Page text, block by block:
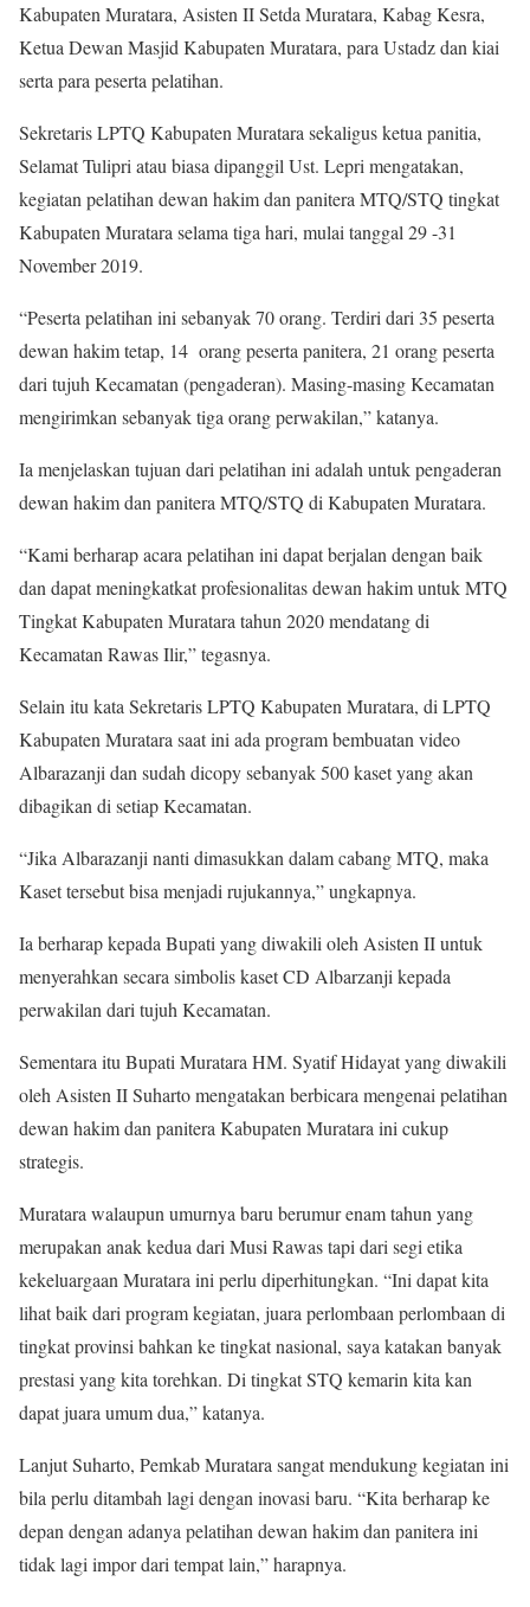
Kabupaten Muratara, Asisten II Setda Muratara, Kabag Kesra,
Ketua Dewan Masjid Kabupaten Muratara, para Ustadz dan kiai
serta para peserta pelatihan.
Sekretaris LPTQ Kabupaten Muratara sekaligus ketua panitia,
Selamat Tulipri atau biasa dipanggil Ust. Lepri mengatakan,
kegiatan pelatihan dewan hakim dan panitera MTQ/STQ tingkat
Kabupaten Muratara selama tiga hari, mulai tanggal 29 -31
November 2019.
“Peserta pelatihan ini sebanyak 70 orang. Terdiri dari 35 peserta
dewan hakim tetap, 14 orang peserta panitera, 21 orang peserta
dari tujuh Kecamatan (pengaderan). Masing-masing Kecamatan
mengirimkan sebanyak tiga orang perwakilan,” katanya.
Ia menjelaskan tujuan dari pelatihan ini adalah untuk pengaderan
dewan hakim dan panitera MTQ/STQ di Kabupaten Muratara.
“Kami berharap acara pelatihan ini dapat berjalan dengan baik
dan dapat meningkatkat profesionalitas dewan hakim untuk MTQ
Tingkat Kabupaten Muratara tahun 2020 mendatang di
Kecamatan Rawas Ilir,” tegasnya.
Selain itu kata Sekretaris LPTQ Kabupaten Muratara, di LPTQ
Kabupaten Muratara saat ini ada program bembuatan video
Albarazanji dan sudah dicopy sebanyak 500 kaset yang akan
dibagikan di setiap Kecamatan.
“Jika Albarazanji nanti dimasukkan dalam cabang MTQ, maka
Kaset tersebut bisa menjadi rujukannya,” ungkapnya.
Ia berharap kepada Bupati yang diwakili oleh Asisten II untuk
menyerahkan secara simbolis kaset CD Albarzanji kepada
perwakilan dari tujuh Kecamatan.
Sementara itu Bupati Muratara HM. Syatif Hidayat yang diwakili
oleh Asisten II Suharto mengatakan berbicara mengenai pelatihan
dewan hakim dan panitera Kabupaten Muratara ini cukup
strategis.
Muratara walaupun umurnya baru berumur enam tahun yang
merupakan anak kedua dari Musi Rawas tapi dari segi etika
kekeluargaan Muratara ini perlu diperhitungkan. “Ini dapat kita
lihat baik dari program kegiatan, juara perlombaan perlombaan di
tingkat provinsi bahkan ke tingkat nasional, saya katakan banyak
prestasi yang kita torehkan. Di tingkat STQ kemarin kita kan
dapat juara umum dua,” katanya.
Lanjut Suharto, Pemkab Muratara sangat mendukung kegiatan ini
bila perlu ditambah lagi dengan inovasi baru. “Kita berharap ke
depan dengan adanya pelatihan dewan hakim dan panitera ini
tidak lagi impor dari tempat lain,” harapnya.